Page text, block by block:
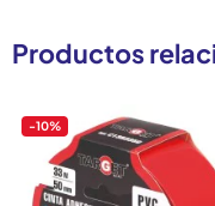
Productos
-10%